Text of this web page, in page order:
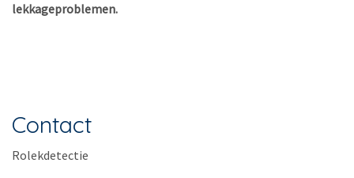
lekkageproblemen.
Contact
Rolekdetectie